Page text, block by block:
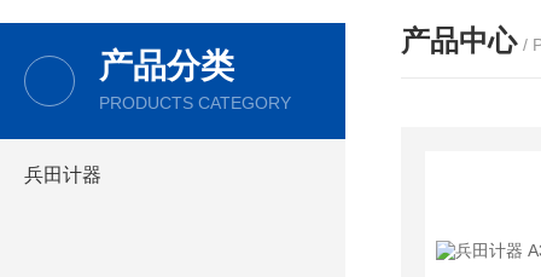
产品分类
PRODUCTS CATEGORY
兵田计器
产品中心 /